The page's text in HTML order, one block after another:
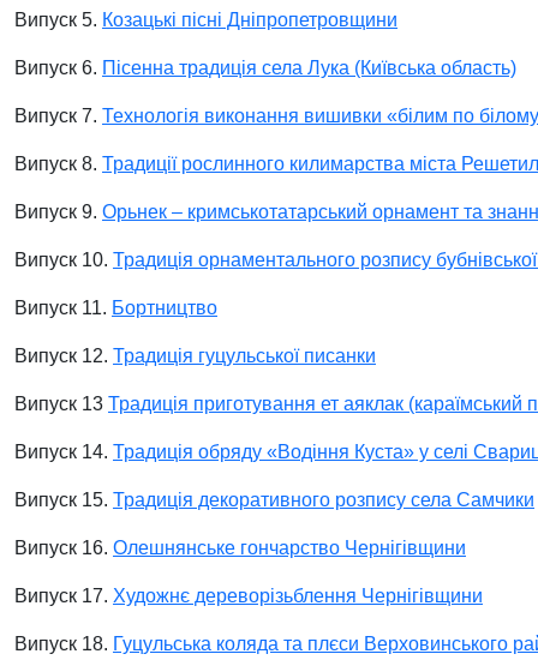
Випуск 5. Козацькі пісні Дніпропетровщини
Випуск 6. Пісенна традиція села Лука (Київська область)
Випуск 7. Технологія виконання вишивки «білим по
Випуск 8. Традиції рослинного килимарства міста
Випуск 9. Орьнек – кримськотатарський орнамент та
Випуск 10. Традиція орнаментального розпису
Випуск 11. Бортництво
Випуск 12. Традиція гуцульської писанки
Випуск 13 Традиція приготування ет аяклак (караїмський
Випуск 14. Традиція обряду «Водіння Куста» у селі
Випуск 15. Традиція декоративного розпису села Самчики
Випуск 16. Олешнянське гончарство Чернігівщини
Випуск 17. Художнє дереворізьблення Чернігівщини
Випуск 18. Гуцульська коляда та плєси Верховинського